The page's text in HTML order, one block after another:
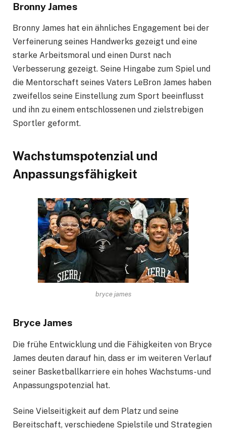
Bronny James
Bronny James hat ein ähnliches Engagement bei der
Verfeinerung seines Handwerks gezeigt und eine
starke Arbeitsmoral und einen Durst nach
Verbesserung gezeigt. Seine Hingabe zum Spiel und
die Mentorschaft seines Vaters LeBron James haben
zweifellos seine Einstellung zum Sport beeinflusst
und ihn zu einem entschlossenen und zielstrebigen
Sportler geformt.
Wachstumspotenzial und
Anpassungsfähigkeit
bryce james
Bryce James
Die frühe Entwicklung und die Fähigkeiten von Bryce
James deuten darauf hin, dass er im weiteren Verlauf
seiner Basketballkarriere ein hohes Wachstums- und
Anpassungspotenzial hat.
Seine Vielseitigkeit auf dem Platz und seine
Bereitschaft, verschiedene Spielstile und Strategien